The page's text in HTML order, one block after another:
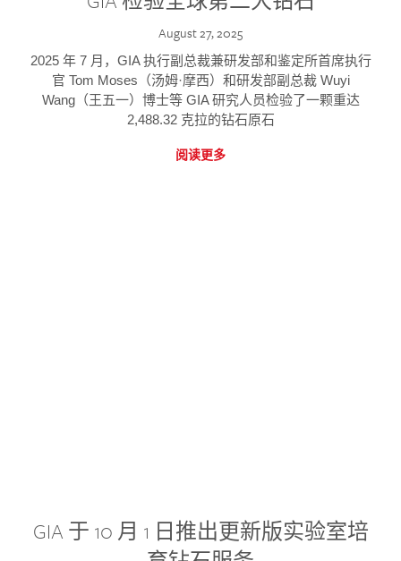
August 27, 2025
2025 年 7 月，GIA 执行副总裁兼研发部和鉴定所首席执行
官 Tom Moses（汤姆·摩西）和研发部副总裁 Wuyi
Wang（王五一）博士等 GIA 研究人员检验了一颗重达
2,488.32 克拉的钻石原石
阅读更多
GIA 于 10 月 1 日推出更新版实验室培